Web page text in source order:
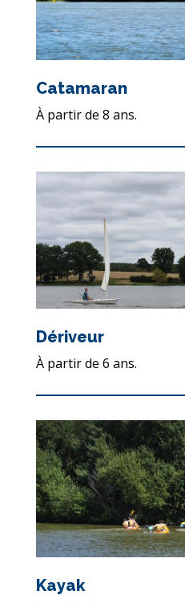
Catamaran
À partir de 8 ans.
Dériveur
À partir de 6 ans.
Kayak